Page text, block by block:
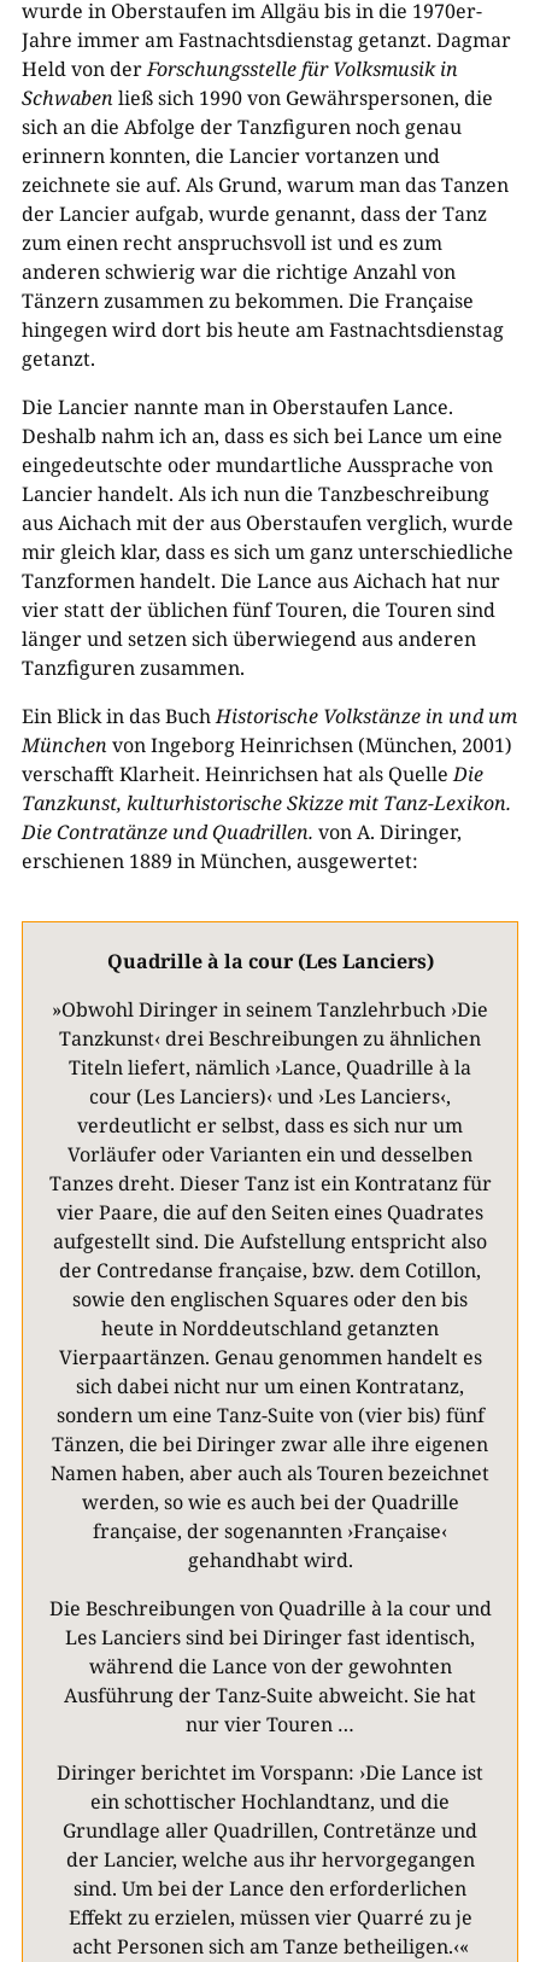
wurde in Oberstaufen im Allgäu bis in die 1970er-
Jahre immer am Fastnachtsdienstag getanzt. Dagmar
Held von derForschungsstelle für Volksmusik in
Schwaben ließ sich 1990 von Gewährspersonen, die
sich an die Abfolge der Tanzfiguren noch genau
erinnern konnten, die Lancier vortanzen und
zeichnete sie auf. Als Grund, warum man das Tanzen
der Lancier aufgab, wurde genannt, dass der Tanz
zum einen recht anspruchsvoll ist und es zum
anderen schwierig war die richtige Anzahl von
Tänzern zusammen zu bekommen. Die Française
hingegen wird dort bis heute am Fastnachtsdienstag
getanzt.
Die Lancier nannte man in Oberstaufen Lance.
Deshalb nahm ich an, dass es sich bei Lance um eine
eingedeutschte oder mundartliche Aussprache von
Lancier handelt. Als ich nun die Tanzbeschreibung
aus Aichach mit der aus Oberstaufen verglich, wurde
mir gleich klar, dass es sich um ganz unterschiedliche
Tanzformen handelt. Die Lance aus Aichach hat nur
vier statt der üblichen fünf Touren, die Touren sind
länger und setzen sich überwiegend aus anderen
Tanzfiguren zusammen.
Ein Blick in das BuchHistorische Volkstänze in und um
München von Ingeborg Heinrichsen (München, 2001)
verschafft Klarheit. Heinrichsen hat als QuelleDie
Tanzkunst, kulturhistorische Skizze mit Tanz-Lexikon.
Die Contratänze und Quadrillen. von A. Diringer,
erschienen 1889 in München, ausgewertet:
Quadrille à la cour (Les Lanciers)
»Obwohl Diringer in seinem Tanzlehrbuch ›Die
Tanzkunst‹ drei Beschreibungen zu ähnlichen
Titeln liefert, nämlich ›Lance, Quadrille à la
cour (Les Lanciers)‹ und ›Les Lanciers‹,
verdeutlicht er selbst, dass es sich nur um
Vorläufer oder Varianten ein und desselben
Tanzes dreht. Dieser Tanz ist ein Kontratanz für
vier Paare, die auf den Seiten eines Quadrates
aufgestellt sind. Die Aufstellung entspricht also
der Contredanse franҫaise, bzw. dem Cotillon,
sowie den englischen Squares oder den bis
heute in Norddeutschland getanzten
Vierpaartänzen. Genau genommen handelt es
sich dabei nicht nur um einen Kontratanz,
sondern um eine Tanz-Suite von (vier bis) fünf
Tänzen, die bei Diringer zwar alle ihre eigenen
Namen haben, aber auch als Touren bezeichnet
werden, so wie es auch bei der Quadrille
franҫaise, der sogenannten ›Franҫaise‹
gehandhabt wird.
Die Beschreibungen von Quadrille à la cour und
Les Lanciers sind bei Diringer fast identisch,
während die Lance von der gewohnten
Ausführung der Tanz-Suite abweicht. Sie hat
nur vier Touren …
Diringer berichtet im Vorspann: ›Die Lance ist
ein schottischer Hochlandtanz, und die
Grundlage aller Quadrillen, Contretänze und
der Lancier, welche aus ihr hervorgegangen
sind. Um bei der Lance den erforderlichen
Effekt zu erzielen, müssen vier Quarré zu je
acht Personen sich am Tanze betheiligen.‹«